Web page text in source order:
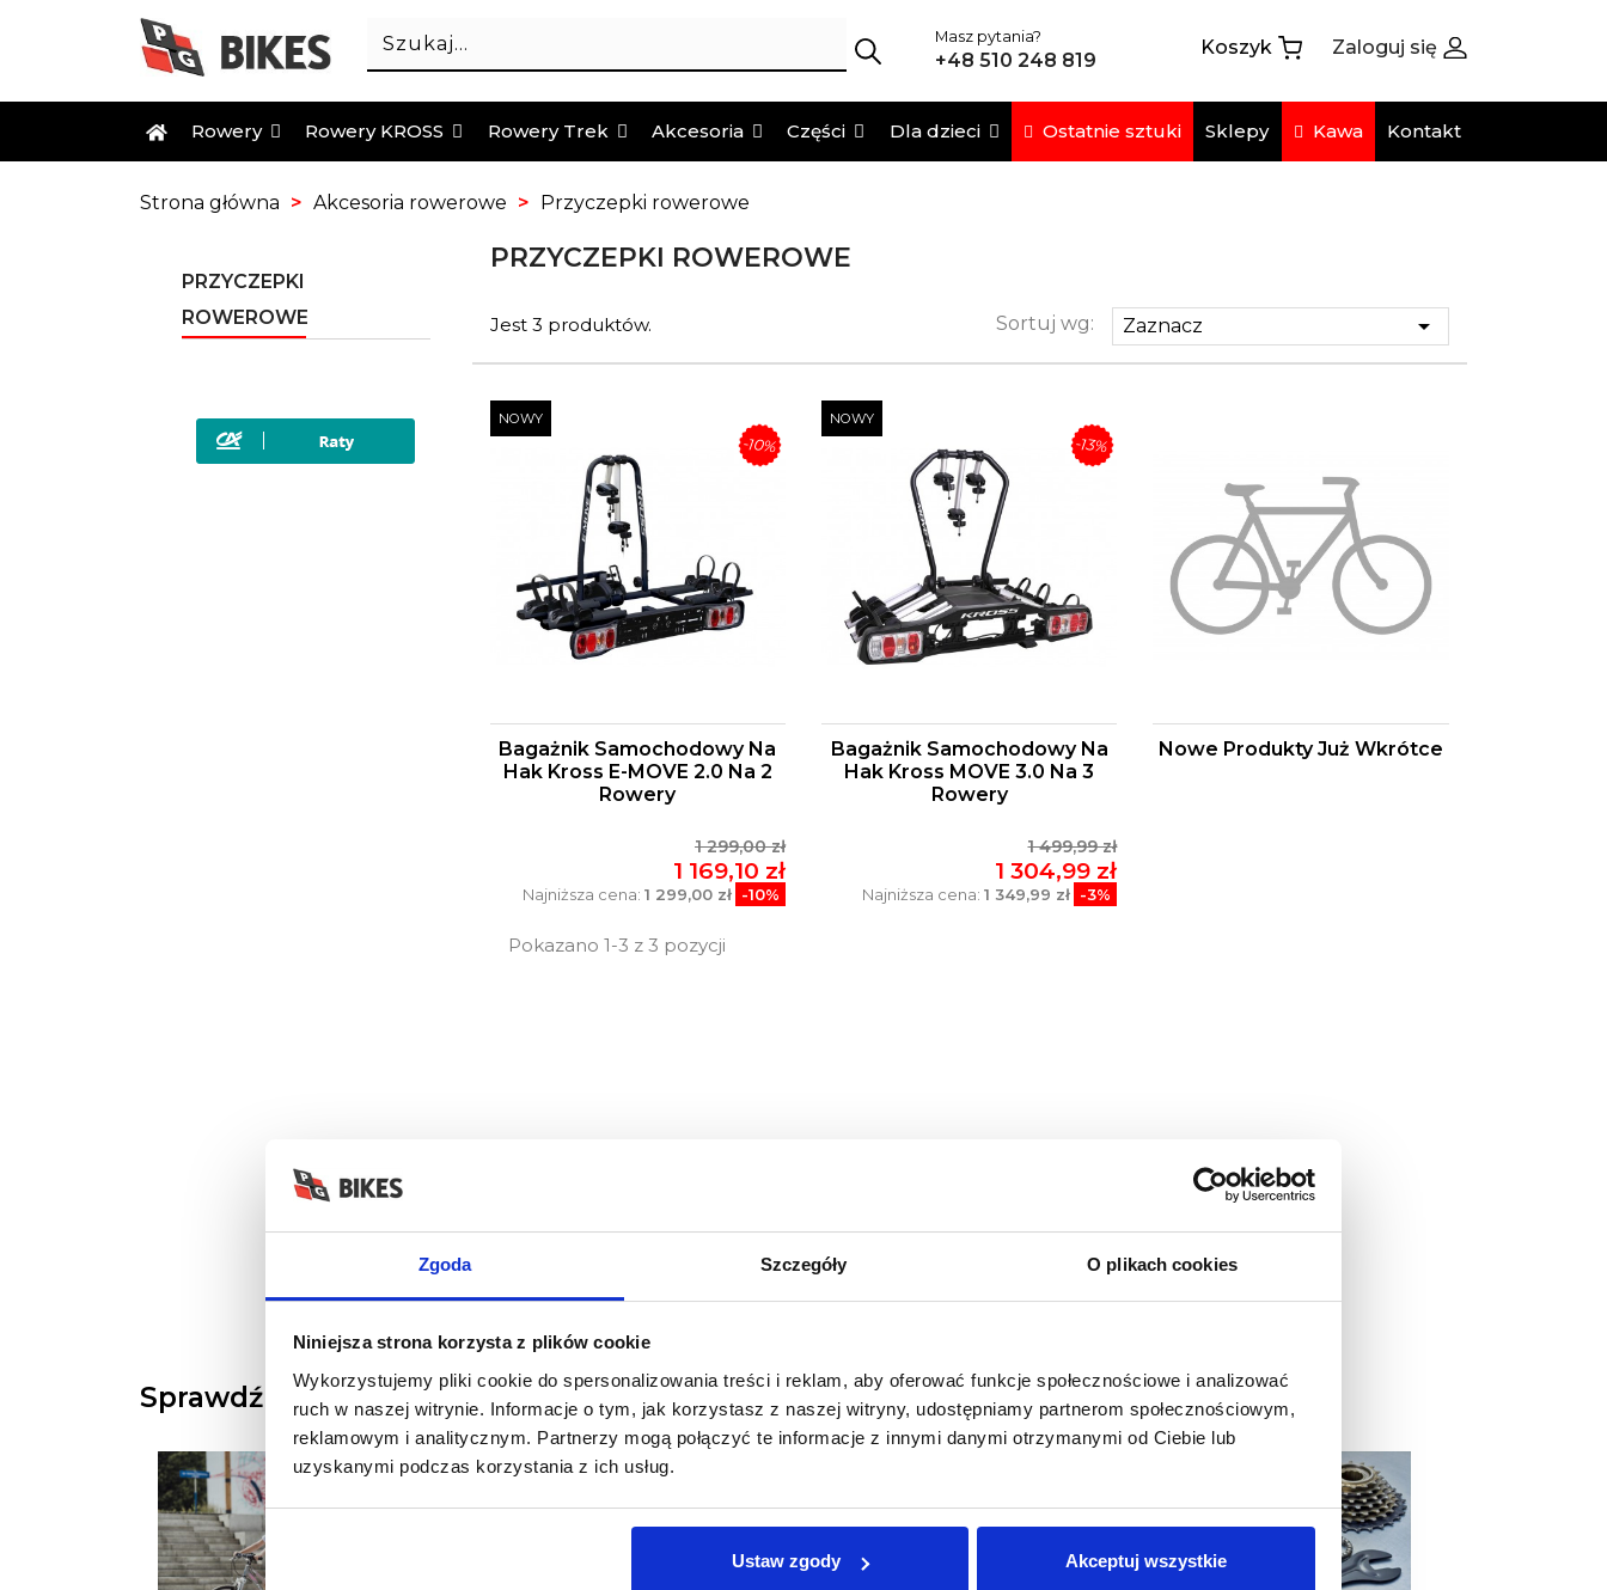
Zgoda Szczegóły O plikach cookies
Niniejsza strona korzysta z plików cookie
Wykorzystujemy pliki cookie do spersonalizowania treści i reklam, aby oferować funkcje społecznościowe i analizować
ruch w naszej witrynie. Informacje o tym, jak korzystasz z naszej witryny, udostępniamy partnerom społecznościowym,
reklamowym i analitycznym. Partnerzy mogą połączyć te informacje z innymi danymi otrzymanymi od Ciebie lub
uzyskanymi podczas korzystania z ich usług.
Ustaw zgody Akceptuj wszystkie
Masz pytania?
+48 510 248 819
Koszyk Zaloguj się
Rowery Rowery KROSS Rowery Trek Akcesoria Części Dla dzieci Ostatnie sztuki Sklepy Kawa Kontakt
Strona główna Akcesoria rowerowe Przyczepki rowerowe
PRZYCZEPKI
ROWEROWE
PRZYCZEPKI ROWEROWE
Jest 3 produktów. Sortuj wg: Zaznacz 
Bagażnik Samochodowy Na
Hak Kross E-MOVE 2.0 Na 2
Rowery
1 299,00 zł
1 169,10 zł
Najniższa cena: 1 299,00 zł -10%
NOWY
-10%
Bagażnik Samochodowy Na
Hak Kross MOVE 3.0 Na 3
Rowery
1 499,99 zł
1 304,99 zł
Najniższa cena:1 349,99 zł -3%
NOWY
-13%
Nowe Produkty Już Wkrótce
Pokazano 1-3 z 3 pozycji
Sprawdź nasze porady rowerowe